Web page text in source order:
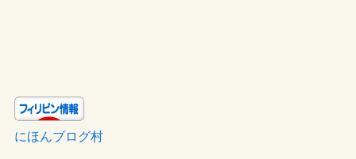
にほんブログ村